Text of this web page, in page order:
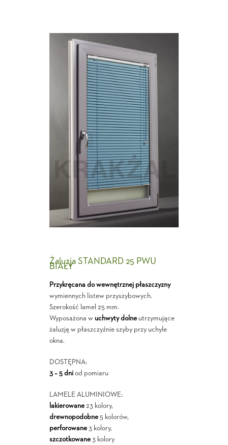
Żaluzja STANDARD 25 PWU
BIAŁY
Przykręcana do wewnętrznej płaszczyzny
wymiennych listew przyszybowych.
Szerokość lamel 25 mm.
Wyposażona w uchwyty dolneutrzymujące
żaluzję w płaszczyźnie szyby przy uchyle
okna.
DOSTĘPNA:
3 – 5 dniod pomiaru
LAMELE ALUMINIOWE:
lakierowane23 kolory,
drewnopodobne5 kolorów,
perforowane3 kolory,
szczotkowane3 kolory